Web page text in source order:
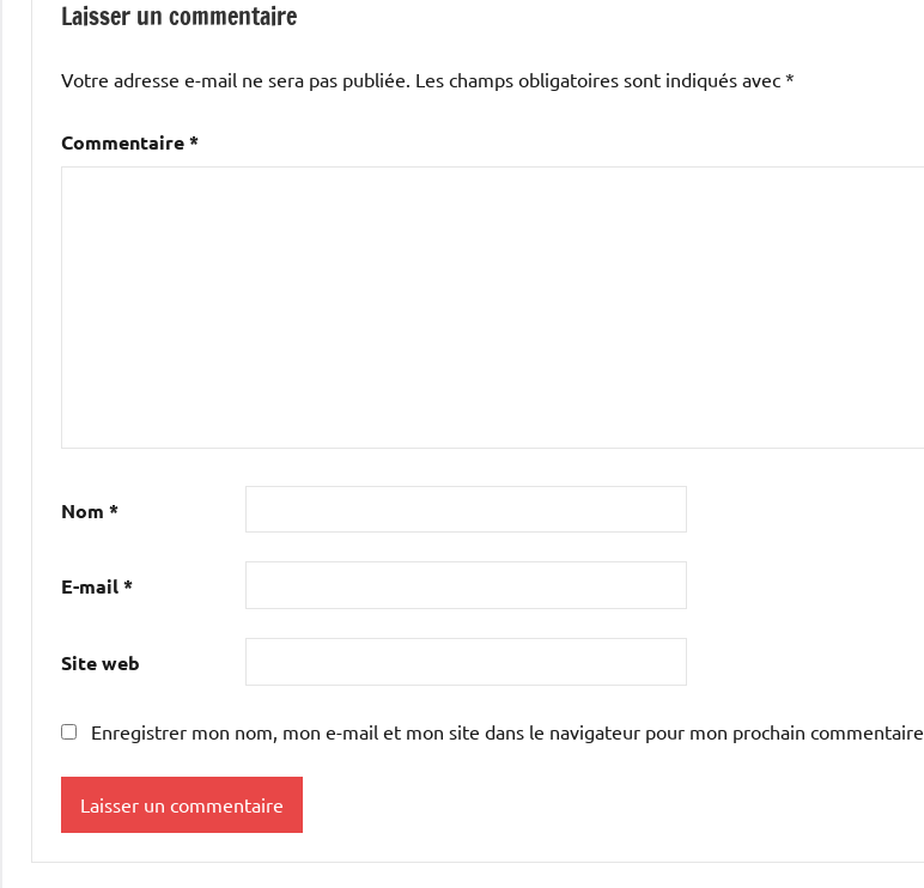
Laisser un commentaire
Votre adresse e-mail ne sera pas publiée. Les champs obligatoires sont indiqués avec *
Commentaire*
Nom *
E-mail*
Site web
Enregistrer mon nom, mon e-mail et mon site dans le navigateur pour mon prochain commentaire.